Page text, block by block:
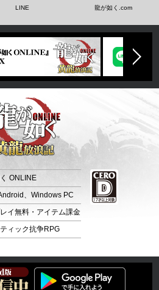
LINE 龍が如く.com
ONLINE
、Windows PC
レイ無料・アイテム課金
ティック抗争RPG